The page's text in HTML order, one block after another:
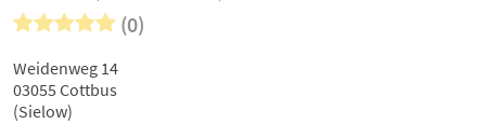
(0)
Weidenweg 14
03055 Cottbus
(Sielow)